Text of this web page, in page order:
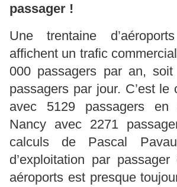
passager !
Une trentaine
affichent un trafic
000 passagers par an,
passagers par jour. C’est le
avec 5129 passagers
Nancy avec 2271
calculs de Pascal
d’exploitation par
aéroports est presque